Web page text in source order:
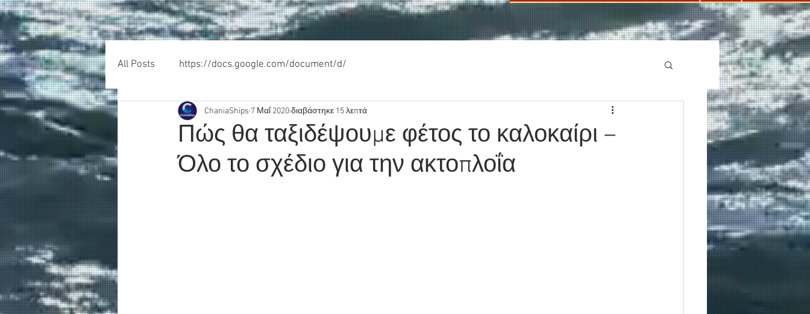
All Posts https://docs.google.com/document/d/
Πώς θα ταξιδέψουμε φέτος το καλοκαίρι –
Όλο το σχέδιο για την ακτοπλοΐα
ChaniaShips 7 Μαΐ 2020διαβάστηκε 15 λεπτά